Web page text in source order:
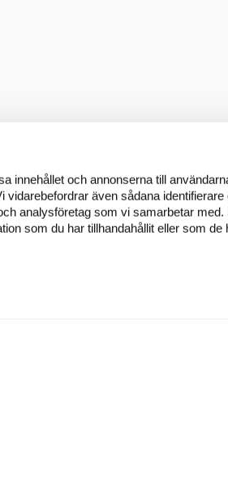
innehållet och annonserna till
även sådana
analysföretag som vi samarbetar
som du har tillhandahållit eller som de